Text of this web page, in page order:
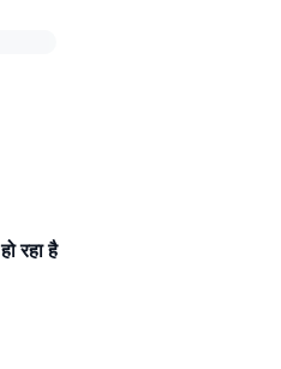
रहा है